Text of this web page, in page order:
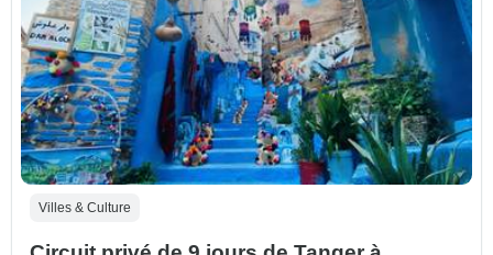
Villes & Culture